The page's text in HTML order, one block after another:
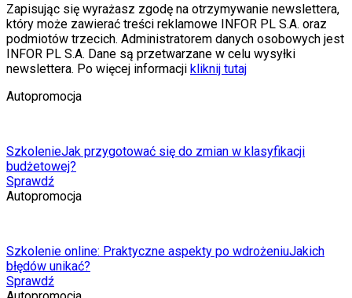
Zapisując się wyrażasz zgodę na otrzymywanie newslettera,
który może zawierać treści reklamowe INFOR PL S.A. oraz
podmiotów trzecich. Administratorem danych osobowych jest
INFOR PL S.A. Dane są przetwarzane w celu wysyłki
newslettera. Po więcej informacji kliknij tutaj
Autopromocja
SzkolenieJak przygotować się do zmian w klasyfikacji
budżetowej?
Sprawdź
Autopromocja
Szkolenie online: Praktyczne aspekty po wdrożeniuJakich
błędów unikać?
Sprawdź